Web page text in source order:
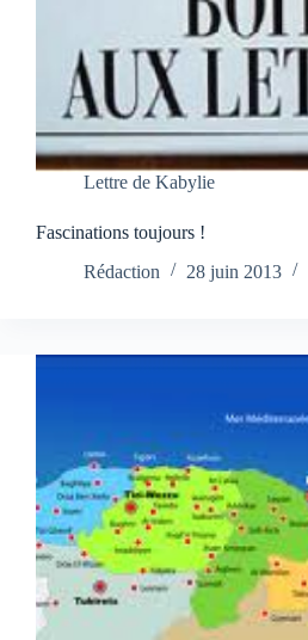
Lettre de Kabylie
Fascinations toujours !
Rédaction
28 juin 2013